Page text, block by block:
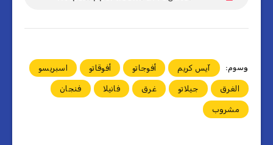
وسوم: آيس كريم أفوجاتو أفوقاتو اسبريسو
الغرق جيلاتو غرق فانيلا فنجان
مشروب